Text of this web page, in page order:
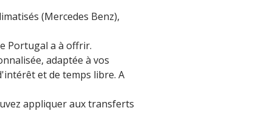
(Mercedes Benz),
Portugal a à offrir.
adaptée à vos
et de temps libre. A
appliquer aux transferts